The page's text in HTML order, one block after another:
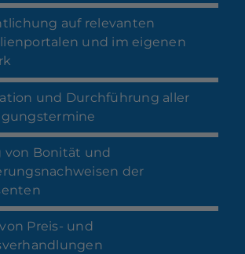
auf relevanten
und im eigenen
und Durchführung aller
von Bonität und
der
Preis- und